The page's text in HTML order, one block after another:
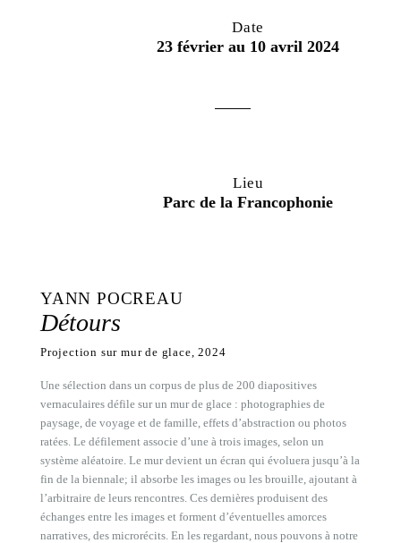
Date
23 février au 10 avril 2024
Lieu
Parc de la Francophonie
YANN POCREAU
Détours
Projection sur mur de glace, 2024
Une sélection dans un corpus de plus de 200 diapositives
vernaculaires défile sur un mur de glace : photographies de
paysage, de voyage et de famille, effets d’abstraction ou photos
ratées. Le défilement associe d’une à trois images, selon un
système aléatoire. Le mur devient un écran qui évoluera jusqu’à la
fin de la biennale; il absorbe les images ou les brouille, ajoutant à
l’arbitraire de leurs rencontres. Ces dernières produisent des
échanges entre les images et forment d’éventuelles amorces
narratives, des microrécits. En les regardant, nous pouvons à notre